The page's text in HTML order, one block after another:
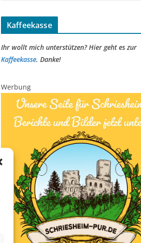
Kaffeekasse
Ihr wollt mich unterstützen? Hier geht es zur
Kaffeekasse. Danke!
Werbung